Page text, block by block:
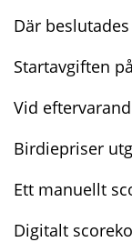
Där
Startavgiften
Vid
Birdiepriser
Ett manuellt
Digitalt